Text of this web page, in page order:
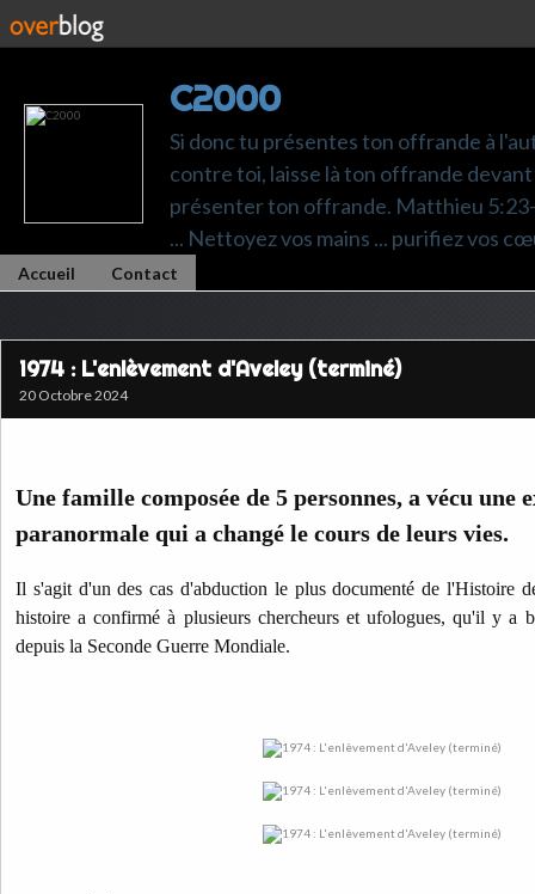
C2000
Si donc tu présentes ton offrande à
contre toi, laisse là ton offrande
présenter ton offrande. Matthieu 5:23-
... Nettoyez vos mains ... purifiez vos
Accueil Contact
1974 : L'enlèvement d'Aveley (terminé)
20 Octobre 2024
Une famille composée de 5 personnes, a vécu une
paranormale qui a changé le cours de leurs vies.
Il s'agit d'un des cas d'abduction le plus documenté de l'Histoire
histoire a confirmé à plusieurs chercheurs et ufologues, qu'il y a
depuis la Seconde Guerre Mondiale.